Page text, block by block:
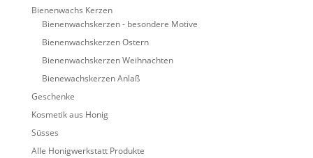
Bienenwachs Kerzen
Bienenwachskerzen - besondere Motive
Bienenwachskerzen Ostern
Bienenwachskerzen Weihnachten
Bienewachskerzen Anlaß
Geschenke
Kosmetik aus Honig
Süsses
Alle Honigwerkstatt Produkte